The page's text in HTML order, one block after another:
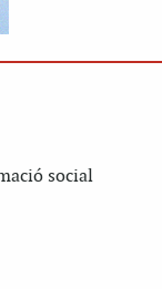
social